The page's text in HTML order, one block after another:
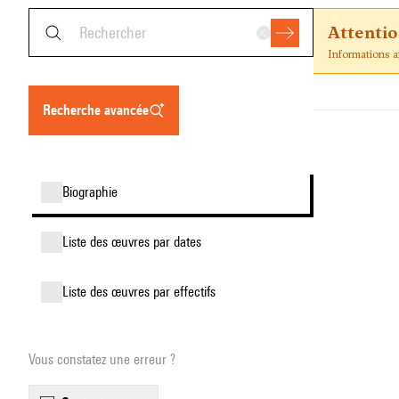
recherche avancée
biographie
liste des œuvres par dates
liste des œuvres par effectifs
Vous constatez une erreur ?
Informations